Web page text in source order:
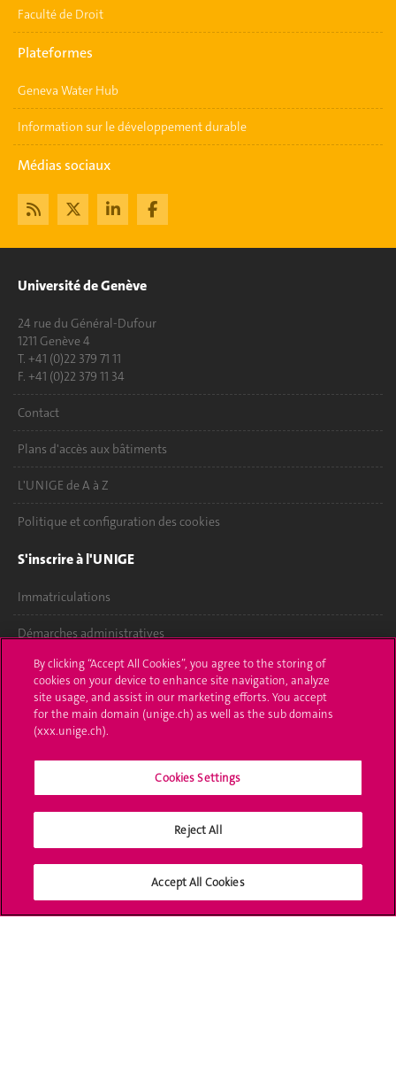
Faculté de Droit
Plateformes
Geneva Water Hub
Information sur le développement durable
Médias sociaux
Université de Genève
24 rue du Général-Dufour
1211 Genève 4
T. +41 (0)22 379 71 11
F. +41 (0)22 379 11 34
Contact
Plans d'accès aux bâtiments
L'UNIGE de A à Z
Politique et configuration des cookies
S'inscrire à l'UNIGE
Immatriculations
Démarches administratives
Poser une question
L'UNIGE vous informe
Offres d'emploi
Bibliothèque
By clicking “Accept All Cookies”, you agree to the storing of
cookies on your device to enhance site navigation, analyze
site usage, and assist in our marketing efforts. You accept
for the main domain (unige.ch) as well as the sub domains
(xxx.unige.ch).
Cookies Settings
Reject All
Accept All Cookies